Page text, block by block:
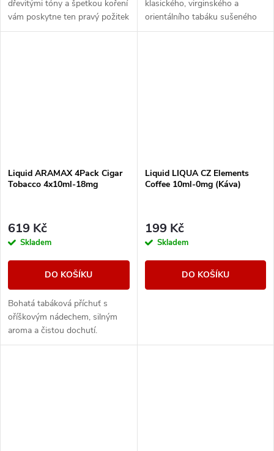
dřevitými tóny a špetkou koření
vám poskytne ten pravý požitek
z vapování vynikající tabákové
klasického, virginského a
orientálního tabáku sušeného
žárem slunce.
Liquid ARAMAX 4Pack Cigar
Tobacco 4x10ml-18mg
619 Kč
Skladem
DO KOŠÍKU
Bohatá tabáková příchuť s
oříškovým nádechem, silným
aroma a čistou dochutí.
Liquid LIQUA CZ Elements
Coffee 10ml-0mg (Káva)
199 Kč
Skladem
DO KOŠÍKU